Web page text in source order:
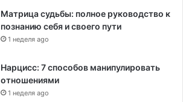
Матрица судьбы: полное руководство к
познанию себя и своего пути
1 неделя ago
Нарцисс: 7 способов манипулировать
отношениями
1 неделя ago